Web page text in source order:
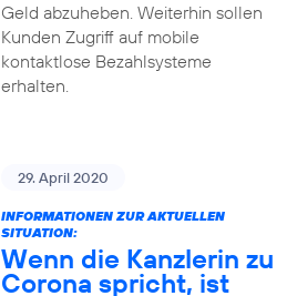
Geld abzuheben. Weiterhin sollen
Kunden Zugriff auf mobile
kontaktlose Bezahlsysteme
erhalten.
29. April 2020
INFORMATIONEN ZUR AKTUELLEN
SITUATION:
Wenn die Kanzlerin zu
Corona spricht, ist